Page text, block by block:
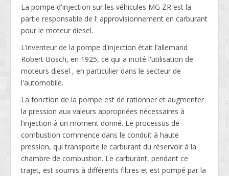
La pompe d'injection sur les véhicules MG ZR est la
partie responsable de l' approvisionnement en carburant
pour le moteur diesel.
L’inventeur de la pompe d'injection était l’allemand
Robert Bosch, en 1925, ce qui a incité l'utilisation de
moteurs diesel , en particulier dans le secteur de
l'automobile.
La fonction de la pompe est de rationner et augmenter
la pression aux valeurs appropriées nécessaires à
l’injection à un moment donné. Le processus de
combustion commence dans le conduit à haute
pression, qui transporte le carburant du réservoir à la
chambre de combustion. Le carburant, pendant ce
trajet, est soumis à différents filtres et est pompé par la